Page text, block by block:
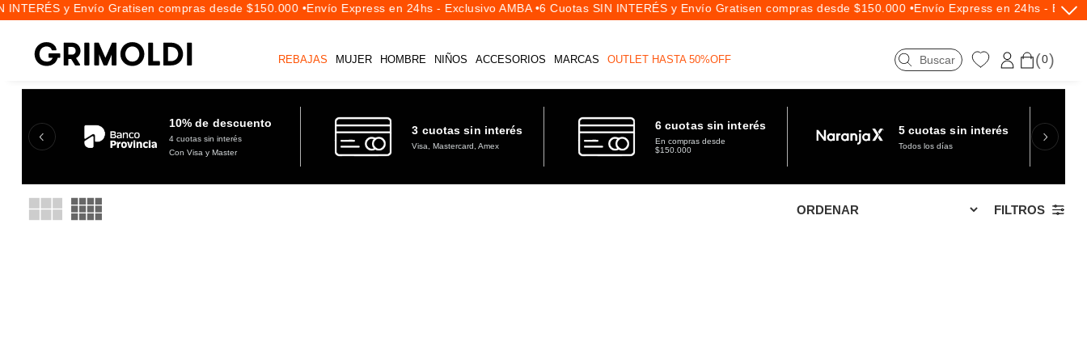
REBAJAS MUJER HOMBRE NIÑOS ACCESORIOS MARCAS OUTLET HASTA 50%OFF
y Envío Gratisen compras desde $150.000 •Envío Express en 24hs - Exclusivo AMBA •6 Cuotas SIN INTERÉS y Envío Gratisen compras desde $150.000 •Envío Express en 24hs -
0
10% de descuento
4 cuotas sin interés
Con Visa y Master
3 cuotas sin interés
Visa, Mastercard, Amex
6 cuotas sin interés
En compras desde
$150.000
5 cuotas sin interés
Todos los días
FILTROS